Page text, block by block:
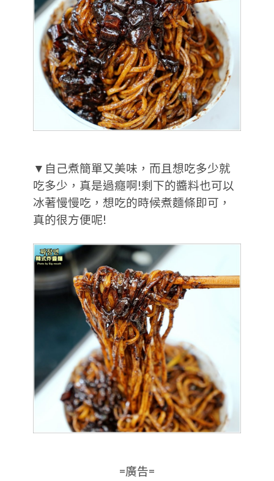
▼自己煮簡單又美味，而且想吃多少就
吃多少，真是過癮啊!剩下的醬料也可以
冰著慢慢吃，想吃的時候煮麵條即可，
真的很方便呢!
=廣告=